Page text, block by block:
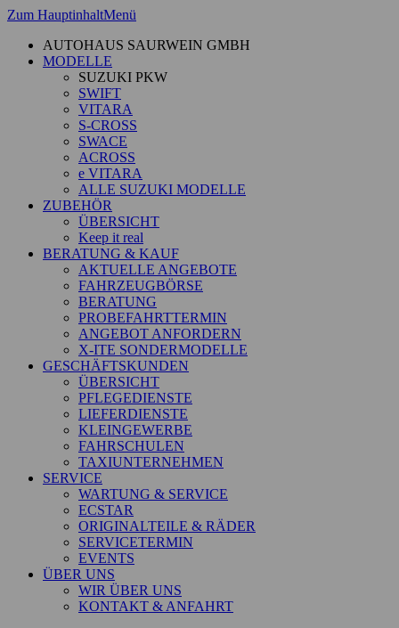
Zum HauptinhaltMenü
AUTOHAUS SAURWEIN GMBH
MODELLE
SUZUKI PKW
SWIFT
VITARA
S-CROSS
SWACE
ACROSS
e VITARA
ALLE SUZUKI MODELLE
ZUBEHÖR
ÜBERSICHT
Keep it real
BERATUNG & KAUF
AKTUELLE ANGEBOTE
FAHRZEUGBÖRSE
BERATUNG
PROBEFAHRTTERMIN
ANGEBOT ANFORDERN
X-ITE SONDERMODELLE
GESCHÄFTSKUNDEN
ÜBERSICHT
PFLEGEDIENSTE
LIEFERDIENSTE
KLEINGEWERBE
FAHRSCHULEN
TAXIUNTERNEHMEN
SERVICE
WARTUNG & SERVICE
ECSTAR
ORIGINALTEILE & RÄDER
SERVICETERMIN
EVENTS
ÜBER UNS
WIR ÜBER UNS
KONTAKT & ANFAHRT